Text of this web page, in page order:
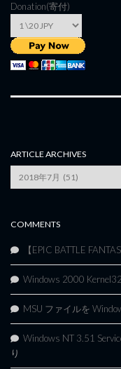
Donation(寄付)
ARTICLE ARCHIVES
Article
Archives
COMMENTS
【EPIC BATTLE
Windows 2000
MSU ファイルを
Windows NT 3.51
り